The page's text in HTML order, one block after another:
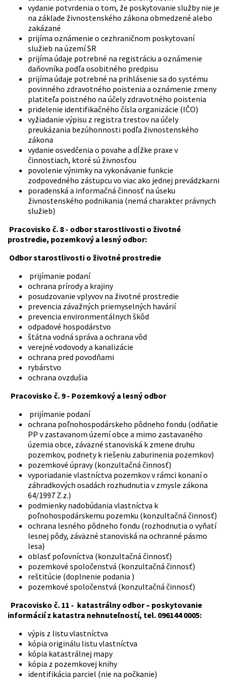
vydanie potvrdenia o tom, že poskytovanie služby nie je
na základe živnostenského zákona obmedzené alebo
zakázané
prijíma oznámenie o cezhraničnom poskytovaní
služieb na území SR
prijíma údaje potrebné na registráciu a oznámenie
daňovníka podľa osobitného predpisu
prijíma údaje potrebné na prihlásenie sa do systému
povinného zdravotného poistenia a oznámenie zmeny
platiteľa poistného na účely zdravotného poistenia
pridelenie identifikačného čísla organizácie (IČO)
vyžiadanie výpisu z registra trestov na účely
preukázania bezúhonnosti podľa živnostenského
zákona
vydanie osvedčenia o povahe a dĺžke praxe v
činnostiach, ktoré sú živnosťou
povolenie výnimky na vykonávanie funkcie
zodpovedného zástupcu vo viac ako jednej prevádzkarni
poradenská a informačná činnosť na úseku
živnostenského podnikania (nemá charakter právnych
služieb)
Pracovisko č. 8 - odbor starostlivosti o životné
prostredie, pozemkový a lesný odbor:
Odbor starostlivosti o životné prostredie
prijímanie podaní
ochrana prírody a krajiny
posudzovanie vplyvov na životné prostredie
prevencia závažných priemyselných havárií
prevencia environmentálnych škôd
odpadové hospodárstvo
štátna vodná správa a ochrana vôd
verejné vodovody a kanalizácie
ochrana pred povodňami
rybárstvo
ochrana ovzdušia
Pracovisko č. 9 - Pozemkový a lesný odbor
prijímanie podaní
ochrana poľnohospodárskeho pôdneho fondu (odňatie
PP v zastavanom území obce a mimo zastavaného
územia obce, záväzné stanoviská k zmene druhu
pozemkov, podnety k riešeniu zaburinenia pozemkov)
pozemkové úpravy (konzultačná činnosť)
vyporiadanie vlastníctva pozemkov v rámci konaní o
záhradkových osadách rozhudnutia v zmysle zákona
64/1997 Z.z.)
podmienky nadobúdania vlastníctva k
poľnohospodárskemu pozemku (konzultačná činnosť)
ochrana lesného pôdneho fondu (rozhodnutia o vyňatí
lesnej pôdy, záväzné stanoviská na ochranné pásmo
lesa)
oblasť poľovníctva (konzultačná činnosť)
pozemkové spoločenstvá (konzultačná činnosť)
reštitúcie (doplnenie podania )
pozemkové spoločenstvá (konzultačná činnosť)
Pracovisko č. 11 - katastrálny odbor – poskytovanie
informácií z katastra nehnuteľností, tel. 096144 0005:
výpis z listu vlastníctva
kópia originálu listu vlastníctva
kópia katastrálnej mapy
kópia z pozemkovej knihy
identifikácia parciel (nie na počkanie)